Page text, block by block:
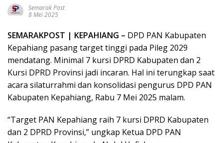
Semarak Post
8 Mei 2025
SEMARAKPOST | KEPAHIANG – DPD PAN Kabupaten
Kepahiang pasang target tinggi pada Pileg 2029
mendatang. Minimal 7 kursi DPRD Kabupaten dan 2
Kursi DPRD Provinsi jadi incaran. Hal ini terungkap saat
acara silaturrahmi dan konsolidasi pengurus DPD PAN
Kabupaten Kepahiang, Rabu 7 Mei 2025 malam.
“Target PAN Kepahiang raih 7 kursi DPRD Kabupaten
dan 2 DPRD Provinsi,” ungkap Ketua DPD PAN